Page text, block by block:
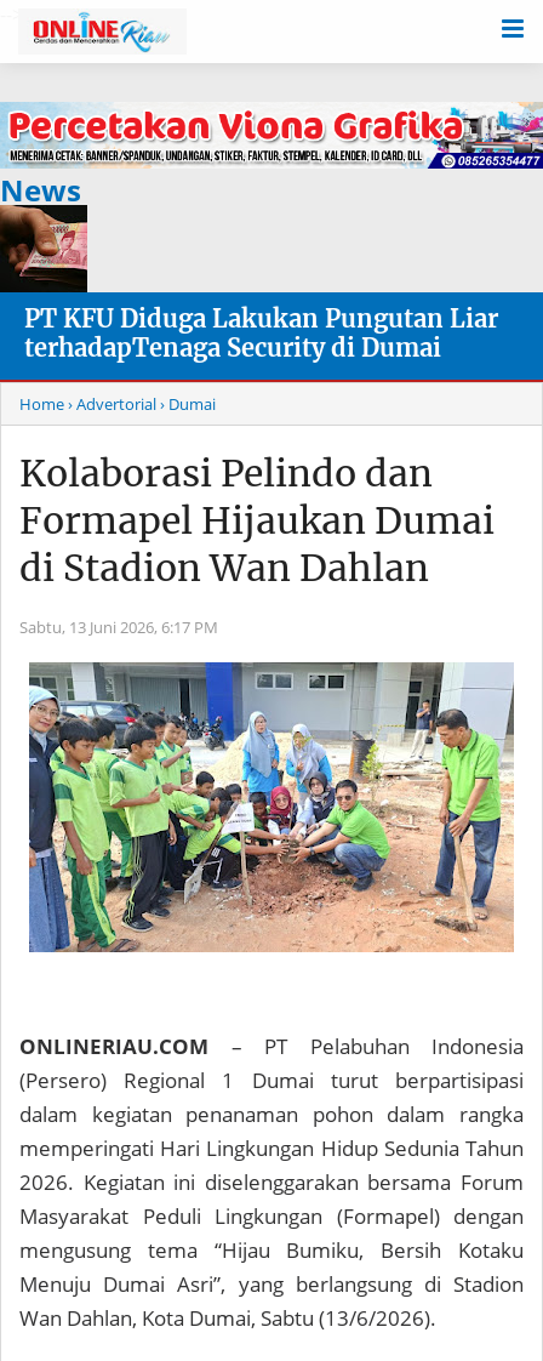
News
PT KFU Diduga Lakukan Pungutan Liar
terhadapTenaga Security di Dumai
Home› Advertorial› Dumai
Kolaborasi Pelindo dan
Formapel Hijaukan Dumai
di Stadion Wan Dahlan
Sabtu, 13 Juni 2026, 6:17 PM
ONLINERIAU.COM – PT Pelabuhan Indonesia
(Persero) Regional 1 Dumai turut berpartisipasi
dalam kegiatan penanaman pohon dalam rangka
memperingati Hari Lingkungan Hidup Sedunia Tahun
2026. Kegiatan ini diselenggarakan bersama Forum
Masyarakat Peduli Lingkungan (Formapel) dengan
mengusung tema “Hijau Bumiku, Bersih Kotaku
Menuju Dumai Asri”, yang berlangsung di Stadion
Wan Dahlan, Kota Dumai, Sabtu (13/6/2026).